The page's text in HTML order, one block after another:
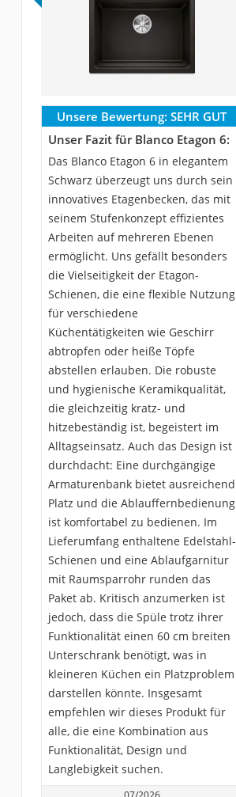
Unsere Bewertung: SEHR GUT
Unser Fazit für Blanco Etagon 6:
Das Blanco Etagon 6 in elegantem
Schwarz überzeugt uns durch sein
innovatives Etagenbecken, das mit
seinem Stufenkonzept effizientes
Arbeiten auf mehreren Ebenen
ermöglicht. Uns gefällt besonders
die Vielseitigkeit der Etagon-
Schienen, die eine flexible Nutzung
für verschiedene
Küchentätigkeiten wie Geschirr
abtropfen oder heiße Töpfe
abstellen erlauben. Die robuste
und hygienische Keramikqualität,
die gleichzeitig kratz- und
hitzebeständig ist, begeistert im
Alltagseinsatz. Auch das Design ist
durchdacht: Eine durchgängige
Armaturenbank bietet ausreichend
Platz und die Ablauffernbedienung
ist komfortabel zu bedienen. Im
Lieferumfang enthaltene Edelstahl-
Schienen und eine Ablaufgarnitur
mit Raumsparrohr runden das
Paket ab. Kritisch anzumerken ist
jedoch, dass die Spüle trotz ihrer
Funktionalität einen 60 cm breiten
Unterschrank benötigt, was in
kleineren Küchen ein Platzproblem
darstellen könnte. Insgesamt
empfehlen wir dieses Produkt für
alle, die eine Kombination aus
Funktionalität, Design und
Langlebigkeit suchen.